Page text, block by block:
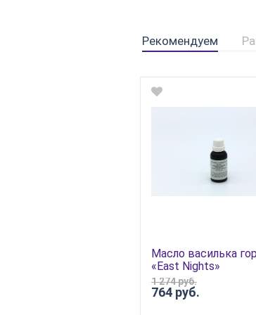
Рекомендуем
Масло василька
«East Nights»
764 руб.
1 274 руб.